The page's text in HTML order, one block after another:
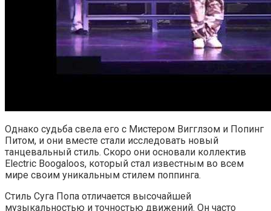
Однако судьба свела его с Мистером Вигглзом и Попинг
Питом, и они вместе стали исследовать новый
танцевальный стиль. Скоро они основали коллектив
Electric Boogaloos, который стал известным во всем
мире своим уникальным стилем поппинга.
Стиль Суга Попа отличается высочайшей
музыкальностью и точностью движений. Он часто